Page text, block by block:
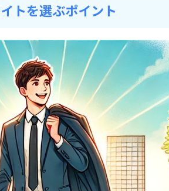
トを選ぶポイント